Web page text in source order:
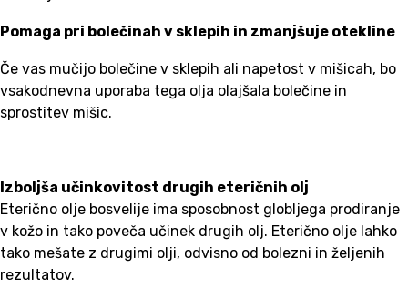
Pomaga pri bolečinah v sklepih in zmanjšuje otekline
Če vas mučijo bolečine v sklepih ali napetost v mišicah, bo
vsakodnevna uporaba tega olja olajšala bolečine in
sprostitev mišic.
Izboljša učinkovitost drugih eteričnih olj
Eterično olje bosvelije ima sposobnost globljega prodiranje
v kožo in tako poveča učinek drugih olj. Eterično olje lahko
tako mešate z drugimi olji, odvisno od bolezni in željenih
rezultatov.